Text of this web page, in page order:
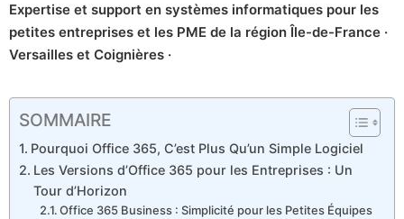
Expertise et support en systèmes informatiques pour les
petites entreprises et les PME de la région Île-de-France ·
Versailles et Coignières ·
SOMMAIRE
Pourquoi Office 365, C’est Plus Qu’un Simple Logiciel
Les Versions d’Office 365 pour les Entreprises : Un
Tour d’Horizon
Office 365 Business : Simplicité pour les Petites Équipes